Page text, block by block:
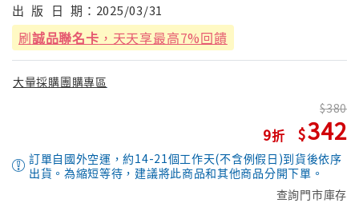
出 版 日 期： 2025/03/31
刷誠品聯名卡 ，天天享最高7%回饋
大量採購團購專區
9
380
342
訂單自國外空運，約14-21個工作天(不含例假日)到貨後依序
出貨。為縮短等待，建議將此商品和其他商品分開下單。
查詢門市庫存